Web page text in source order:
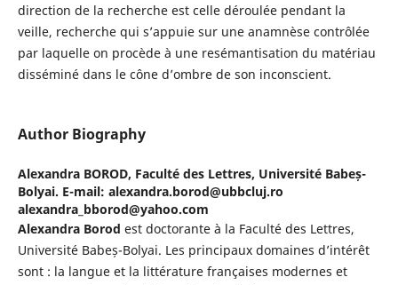
direction de la recherche est celle déroulée pendant la
veille, recherche qui s’appuie sur une anamnèse contrôlée
par laquelle on procède à une resémantisation du matériau
disséminé dans le cône d’ombre de son inconscient.
Author Biography
Alexandra BOROD, Faculté des Lettres, Université Babeș-
Bolyai. E-mail: alexandra.borod@ubbcluj.ro
alexandra_bborod@yahoo.com
Alexandra Borod est doctorante à la Faculté des Lettres,
Université Babeș-Bolyai. Les principaux domaines d’intérêt
sont : la langue et la littérature françaises modernes et